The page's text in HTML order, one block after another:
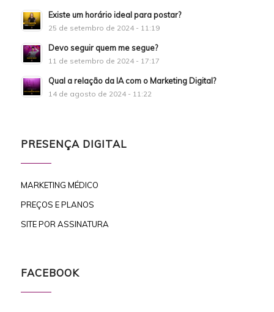
Existe um horário ideal para postar?
25 de setembro de 2024 - 11:19
Devo seguir quem me segue?
11 de setembro de 2024 - 17:17
Qual a relação da IA com o Marketing Digital?
14 de agosto de 2024 - 11:22
PRESENÇA DIGITAL
MARKETING MÉDICO
PREÇOS E PLANOS
SITE POR ASSINATURA
FACEBOOK